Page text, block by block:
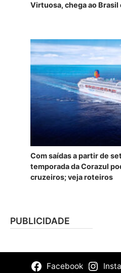
Virtuosa, chega ao Brasil
Com saídas a partir de
temporada da Corazul
cruzeiros; veja roteiros
PUBLICIDADE
Facebook